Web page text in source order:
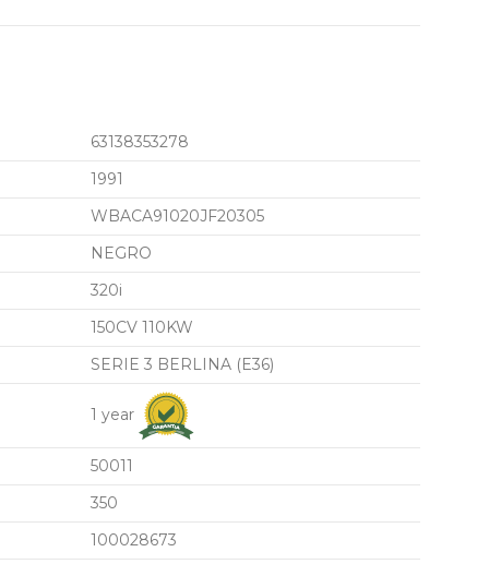
63138353278
1991
WBACA91020JF20305
NEGRO
320i
150CV 110KW
SERIE 3 BERLINA (E36)
1 year
50011
350
100028673